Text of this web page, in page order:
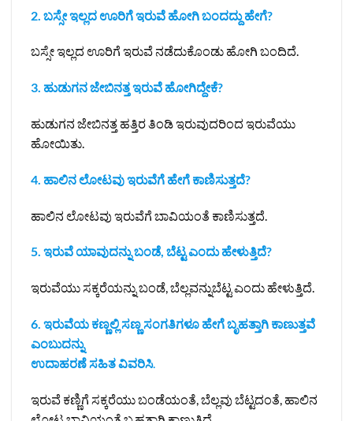
2. ಬಸ್ಸೇ ಇಲ್ಲದ ಊರಿಗೆ ಇರುವೆ ಹೋಗಿ ಬಂದದ್ದು ಹೇಗೆ?
ಬಸ್ಸೇ ಇಲ್ಲದ ಊರಿಗೆ ಇರುವೆ ನಡೆದುಕೊಂಡು ಹೋಗಿ ಬಂದಿದೆ.
3. ಹುಡುಗನ ಜೇಬಿನತ್ತ ಇರುವೆ ಹೋಗಿದ್ದೇಕೆ?
ಹುಡುಗನ ಜೇಬಿನತ್ತ ಹತ್ತಿರ ತಿಂಡಿ ಇರುವುದರಿಂದ ಇರುವೆಯು
ಹೋಯಿತು.
4. ಹಾಲಿನ ಲೋಟವು ಇರುವೆಗೆ ಹೇಗೆ ಕಾಣಿಸುತ್ತದೆ?
ಹಾಲಿನ ಲೋಟವು ಇರುವೆಗೆ ಬಾವಿಯಂತೆ ಕಾಣಿಸುತ್ತದೆ.
5. ಇರುವೆ ಯಾವುದನ್ನು ಬಂಡೆ, ಬೆಟ್ಟ ಎಂದು ಹೇಳುತ್ತಿದೆ?
ಇರುವೆಯು ಸಕ್ಕರೆಯನ್ನು ಬಂಡೆ, ಬೆಲ್ಲವನ್ನುಬೆಟ್ಟ ಎಂದು ಹೇಳುತ್ತಿದೆ.
6. ಇರುವೆಯ ಕಣ್ಣಲ್ಲಿ ಸಣ್ಣ ಸಂಗತಿಗಳೂ ಹೇಗೆ ಬೃಹತ್ತಾಗಿ ಕಾಣುತ್ತವೆ
ಎಂಬುದನ್ನು
ಉದಾಹರಣೆ ಸಹಿತ ವಿವರಿಸಿ.
ಇರುವೆ ಕಣ್ಣಿಗೆ ಸಕ್ಕರೆಯು ಬಂಡೆಯಂತೆ, ಬೆಲ್ಲವು ಬೆಟ್ಟದಂತೆ, ಹಾಲಿನ